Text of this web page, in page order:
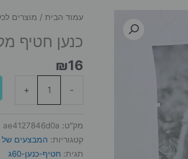
עמוד הבית / מוצרים
כנען חטיף
₪16
-
+
מק"ט: ae4127846d0a
קטגוריות: המבצעים של
תגית: חטיף-כנען-60ג